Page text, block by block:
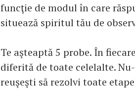
funcţie de modul în care
situează spiritul tău de
Te aşteaptă 5 probe. În
diferită de toate celelalte.
reuşeşti să rezolvi toate